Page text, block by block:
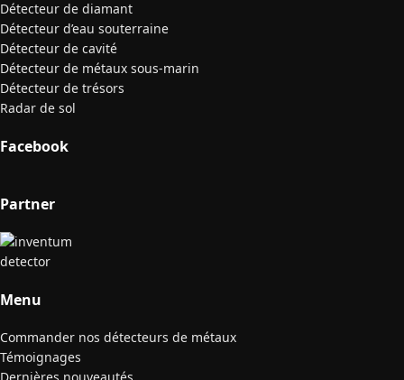
Détecteur de diamant
Détecteur d’eau souterraine
Détecteur de cavité
Détecteur de métaux sous-marin
Détecteur de trésors
Radar de sol
Facebook
Partner
Menu
Commander nos détecteurs de métaux
Témoignages